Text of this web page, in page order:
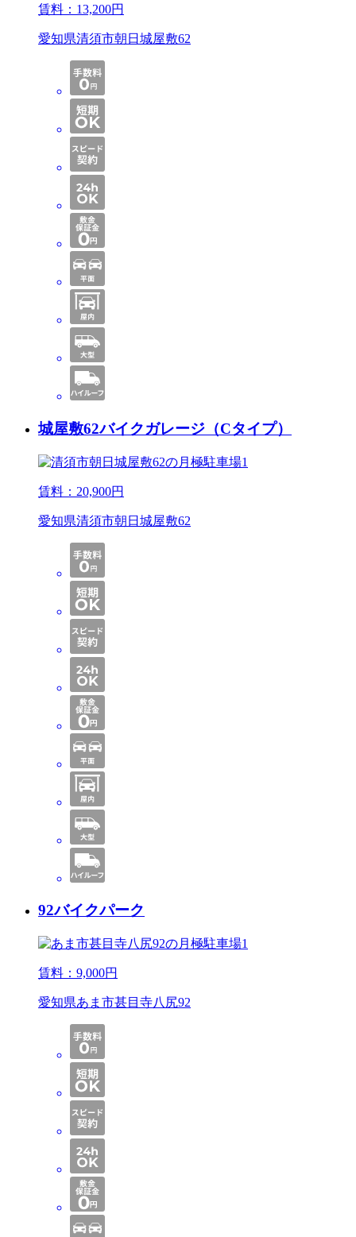
賃料： 13,200円
愛知県清須市朝日城屋敷62
城屋敷62バイクガレージ（Cタイプ）
賃料： 20,900円
愛知県清須市朝日城屋敷62
92バイクパーク
賃料： 9,000円
愛知県あま市甚目寺八尻92